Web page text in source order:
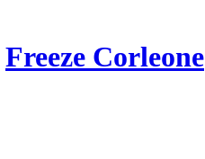
Freeze Corleone